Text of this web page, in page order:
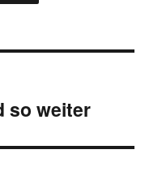
so weiter